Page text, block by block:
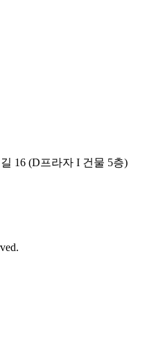
16 (D프라자 I 건물 5층)